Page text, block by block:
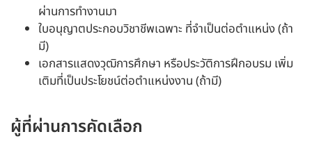
ผ่านการทำงานมา
ใบอนุญาตประกอบวิชาชีพเฉพาะ ที่จำเป็นต่อตำแหน่ง (ถ้า
มี)
เอกสารแสดงวุฒิการศึกษา หรือประวัติการฝึกอบรม เพิ่ม
เติมที่เป็นประโยชน์ต่อตำแหน่งงาน (ถ้ามี)
ผู้ที่ผ่านการคัดเลือก